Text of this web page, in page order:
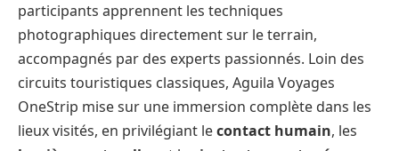
participants apprennent les techniques
photographiques directement sur le terrain,
accompagnés par des experts passionnés. Loin des
circuits touristiques classiques, Aguila Voyages
OneStrip mise sur une immersion complète dans les
lieux visités, en privilégiant lecontact humain, les